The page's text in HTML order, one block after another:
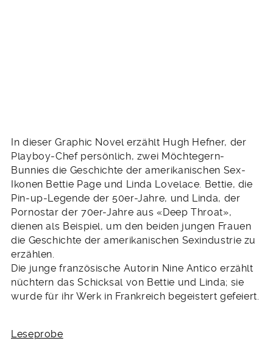
In dieser Graphic Novel erzählt Hugh Hefner, der
Playboy-Chef persönlich, zwei Möchtegern-
Bunnies die Geschichte der amerikanischen Sex-
Ikonen Bettie Page und Linda Lovelace. Bettie, die
Pin-up-Legende der 50er-Jahre, und Linda, der
Pornostar der 70er-Jahre aus «Deep Throat»,
dienen als Beispiel, um den beiden jungen Frauen
die Geschichte der amerikanischen Sexindustrie zu
erzählen.
Die junge französische Autorin Nine Antico erzählt
nüchtern das Schicksal von Bettie und Linda; sie
wurde für ihr Werk in Frankreich begeistert gefeiert.
Leseprobe